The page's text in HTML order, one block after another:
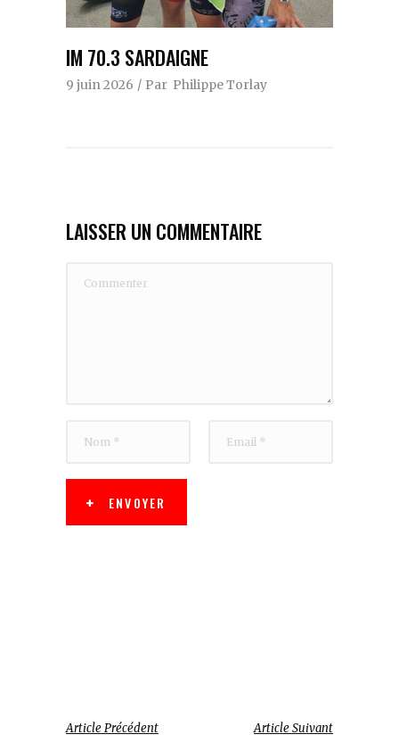
IM 70.3 SARDAIGNE
9 juin 2026 Par Philippe Torlay
LAISSER UN COMMENTAIRE
ENVOYER
Article Précédent Article Suivant